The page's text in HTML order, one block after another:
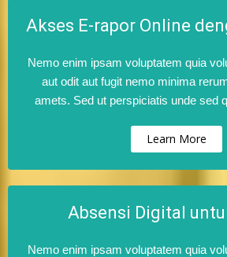
Akses E-rapor Online
Nemo enim ipsam voluptatem quia
aut odit aut fugit nemo minima
amets. Sed ut perspiciatis unde sed
Learn More
Absensi Digital
Nemo enim ipsam voluptatem quia